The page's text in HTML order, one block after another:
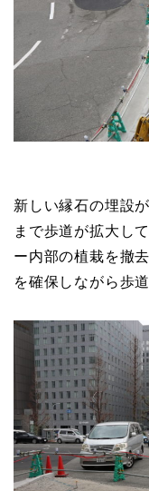
新しい縁石の埋設
まで歩道が拡大し
ー内部の植栽を撤
を確保しながら歩